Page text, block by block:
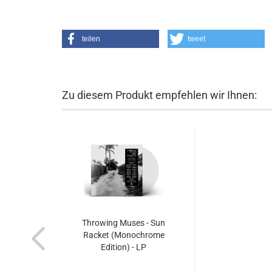
teilen tweet
Zu diesem Produkt empfehlen wir Ihnen:
Throwing Muses - Sun
Racket (Monochrome
Edition) - LP